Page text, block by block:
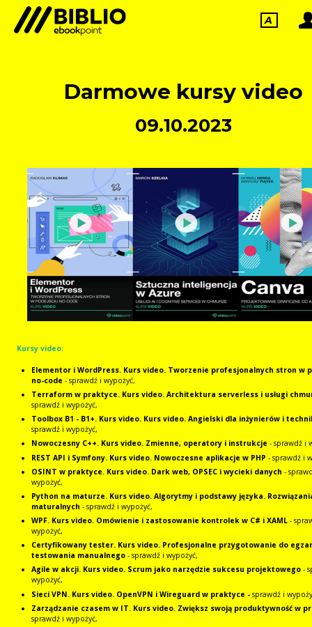
A
Darmowe kursy video
09.10.2023
Kursy video:
Elementor i WordPress. Kurs video. Tworzenie profesjonalnych stron w
no-code - sprawdź i wypożyć,
Terraform w praktyce. Kurs video. Architektura serverless i usługi
sprawdź i wypożyć,
Toolbox B1 - B1+. Kurs video. Kurs video. Angielski dla inżynierów i
sprawdź i wypożyć,
Nowoczesny C++. Kurs video. Zmienne, operatory i instrukcje - sprawdź i
REST API i Symfony. Kurs video. Nowoczesne aplikacje w PHP - sprawdź i
OSINT w praktyce. Kurs video. Dark web, OPSEC i wycieki danych -
wypożyć,
Python na maturze. Kurs video. Algorytmy i podstawy języka.
maturalnych - sprawdź i wypożyć,
WPF. Kurs video. Omówienie i zastosowanie kontrolek w C# i XAML -
wypożyć,
Certyfikowany tester. Kurs video. Profesjonalne przygotowanie do
testowania manualnego - sprawdź i wypożyć,
Agile w akcji. Kurs video. Scrum jako narzędzie sukcesu projektowego -
wypożyć,
Sieci VPN. Kurs video. OpenVPN i Wireguard w praktyce - sprawdź i
Zarządzanie czasem w IT. Kurs video. Zwiększ swoją produktywność w
sprawdź i wypożyć,